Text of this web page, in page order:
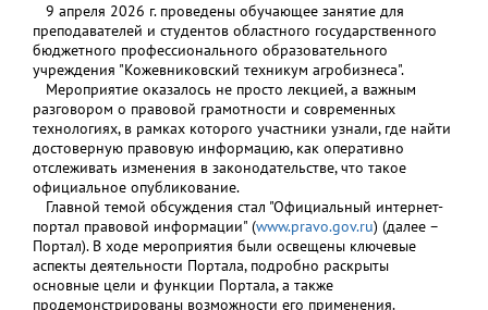
9 апреля 2026 г. проведены обучающее занятие для
преподавателей и студентов областного государственного
бюджетного профессионального образовательного
учреждения "Кожевниковский техникум агробизнеса".
Мероприятие оказалось не просто лекцией, а важным
разговором о правовой грамотности и современных
технологиях, в рамках которого участники узнали, где найти
достоверную правовую информацию, как оперативно
отслеживать изменения в законодательстве, что такое
официальное опубликование.
Главной темой обсуждения стал "Официальный интернет-
портал правовой информации" (www.pravo.gov.ru) (далее –
Портал). В ходе мероприятия были освещены ключевые
аспекты деятельности Портала, подробно раскрыты
основные цели и функции Портала, а также
продемонстрированы возможности его применения.